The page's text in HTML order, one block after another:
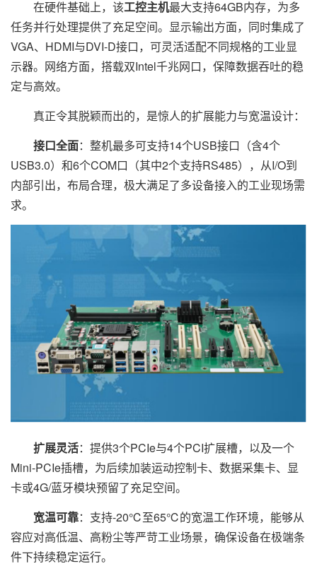
在硬件基础上，该工控主机最大支持64GB内存，为多
任务并行处理提供了充足空间。显示输出方面，同时集成了
VGA、HDMI与DVI-D接口，可灵活适配不同规格的工业显
示器。网络方面，搭载双Intel千兆网口，保障数据吞吐的稳
定与高效。
真正令其脱颖而出的，是惊人的扩展能力与宽温设计：
接口全面：整机最多可支持14个USB接口（含4个
USB3.0）和6个COM口（其中2个支持RS485），从I/O到
内部引出，布局合理，极大满足了多设备接入的工业现场需
求。
扩展灵活：提供3个PCIe与4个PCI扩展槽，以及一个
Mini-PCIe插槽，为后续加装运动控制卡、数据采集卡、显
卡或4G/蓝牙模块预留了充足空间。
宽温可靠：支持-20℃至65℃的宽温工作环境，能够从
容应对高低温、高粉尘等严苛工业场景，确保设备在极端条
件下持续稳定运行。